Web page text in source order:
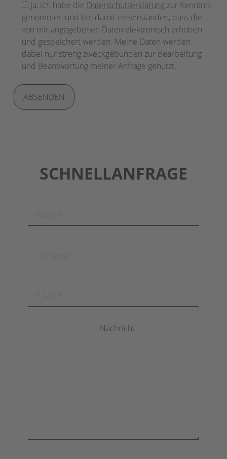
lasse
dieses
Feld
leer.
Ja, ich habe die Datenschutzerklärung zur Kenntnis
genommen und bin damit einverstanden, dass die
von mir angegebenen Daten elektronisch erhoben
und gespeichert werden. Meine Daten werden
dabei nur streng zweckgebunden zur Bearbeitung
und Beantwortung meiner Anfrage genutzt.
SCHNELLANFRAGE
Nachricht